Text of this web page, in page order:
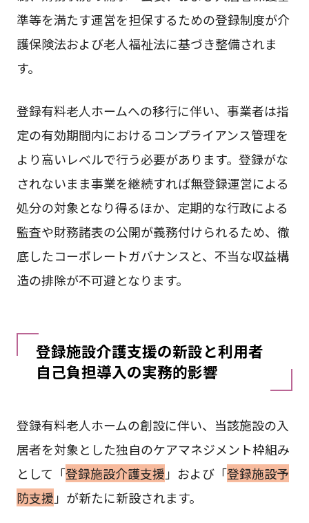
準等を満たす運営を担保するための登録制度が介
護保険法および老人福祉法に基づき整備されま
す。
登録有料老人ホームへの移行に伴い、事業者は指
定の有効期間内におけるコンプライアンス管理を
より高いレベルで行う必要があります。登録がな
されないまま事業を継続すれば無登録運営による
処分の対象となり得るほか、定期的な行政による
監査や財務諸表の公開が義務付けられるため、徹
底したコーポレートガバナンスと、不当な収益構
造の排除が不可避となります。
登録施設介護支援の新設と利用者
自己負担導入の実務的影響
登録有料老人ホームの創設に伴い、当該施設の入
居者を対象とした独自のケアマネジメント枠組み
として「登録施設介護支援」および「登録施設予
防支援」が新たに新設されます。